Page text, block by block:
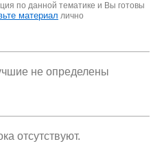
по данной тематике и Вы готовы
материал лично
не определены
отсутствуют.